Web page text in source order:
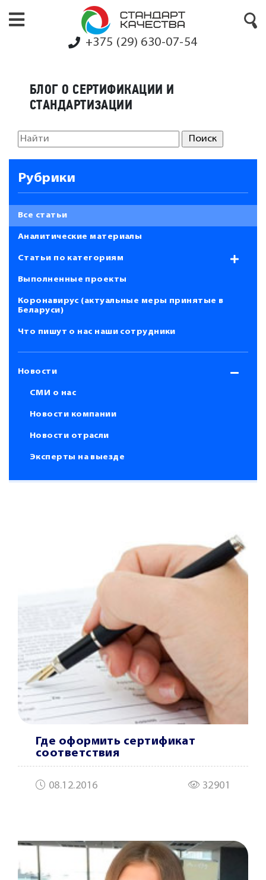
+375 (29) 630-07-54
БЛОГ О СЕРТИФИКАЦИИ И
СТАНДАРТИЗАЦИИ
Где оформить сертификат
соответствия
08.12.2016 32901
Рубрики
Все статьи
Аналитические материалы
Статьи по категориям
Выполненные проекты
Коронавирус (актуальные меры принятые в
Беларуси)
Что пишут о нас наши сотрудники
Новости
СМИ о нас
Новости компании
Новости отрасли
Эксперты на выезде